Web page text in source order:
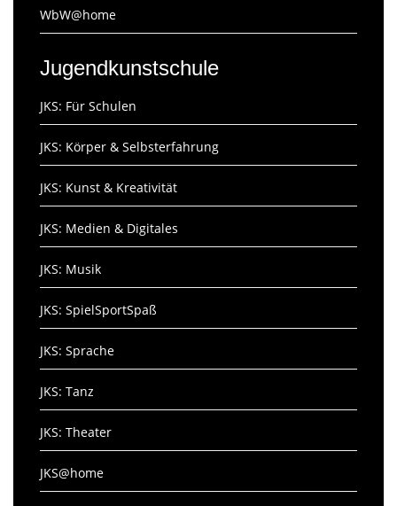
WbW@home
Jugendkunstschule
JKS: Für Schulen
JKS: Körper & Selbsterfahrung
JKS: Kunst & Kreativität
JKS: Medien & Digitales
JKS: Musik
JKS: SpielSportSpaß
JKS: Sprache
JKS: Tanz
JKS: Theater
JKS@home